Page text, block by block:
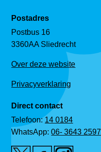
Postadres
Postbus 16
3360AA Sliedrecht
Over deze website
Privacyverklaring
Direct contact
Telefoon:14 0184
WhatsApp:06- 3643 2597